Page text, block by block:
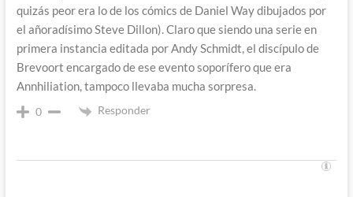
quizás peor era lo de los cómics de Daniel Way dibujados por
el añoradísimo Steve Dillon). Claro que siendo una serie en
primera instancia editada por Andy Schmidt, el discípulo de
Brevoort encargado de ese evento soporífero que era
Annhiliation, tampoco llevaba mucha sorpresa.
0 Responder